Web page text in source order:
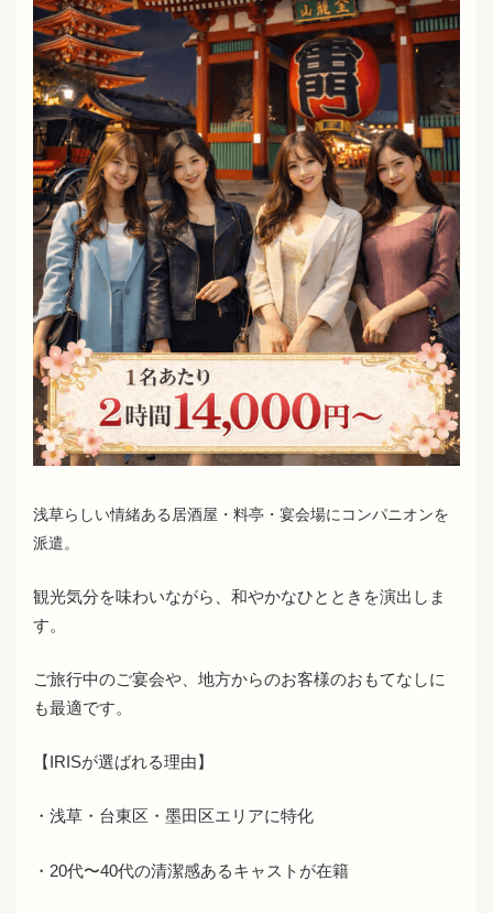
浅草らしい情緒ある居酒屋・料亭・宴会場にコンパニオンを
派遣。
観光気分を味わいながら、和やかなひとときを演出しま
す。
ご旅行中のご宴会や、地方からのお客様のおもてなしに
も最適です。
【IRISが選ばれる理由】
・浅草・台東区・墨田区エリアに特化
・20代〜40代の清潔感あるキャストが在籍